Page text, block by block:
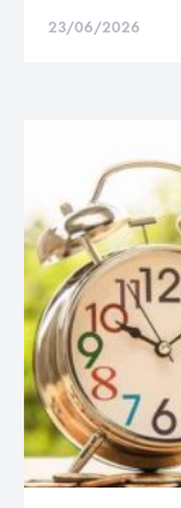
23/06/2026